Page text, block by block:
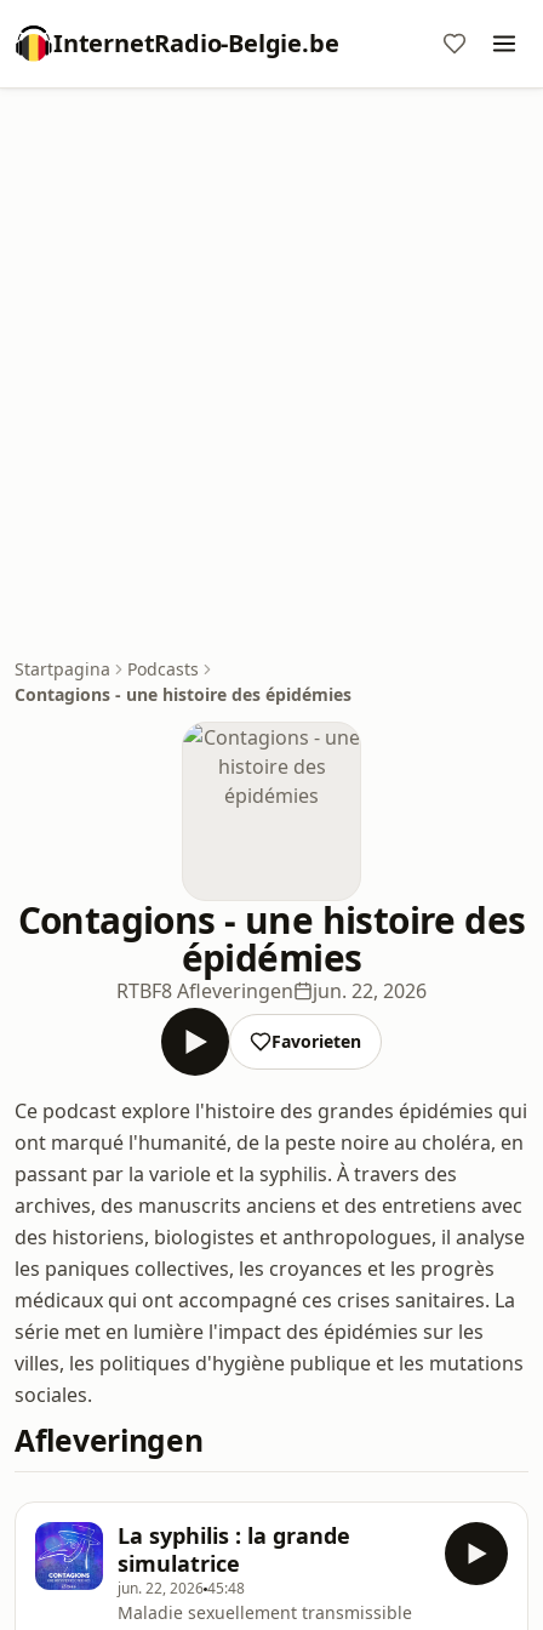
InternetRadio-Belgie.be
Startpagina
Podcasts
Contagions - une histoire des épidémies
Contagions - une histoire des
épidémies
RTBF8 Afleveringen jun. 22, 2026
Favorieten
Ce podcast explore l'histoire des grandes épidémies qui
ont marqué l'humanité, de la peste noire au choléra, en
passant par la variole et la syphilis. À travers des
archives, des manuscrits anciens et des entretiens avec
des historiens, biologistes et anthropologues, il analyse
les paniques collectives, les croyances et les progrès
médicaux qui ont accompagné ces crises sanitaires. La
série met en lumière l'impact des épidémies sur les
villes, les politiques d'hygiène publique et les mutations
sociales.
Afleveringen
La syphilis : la grande
simulatrice
jun. 22, 202645:48
Maladie sexuellement transmissible